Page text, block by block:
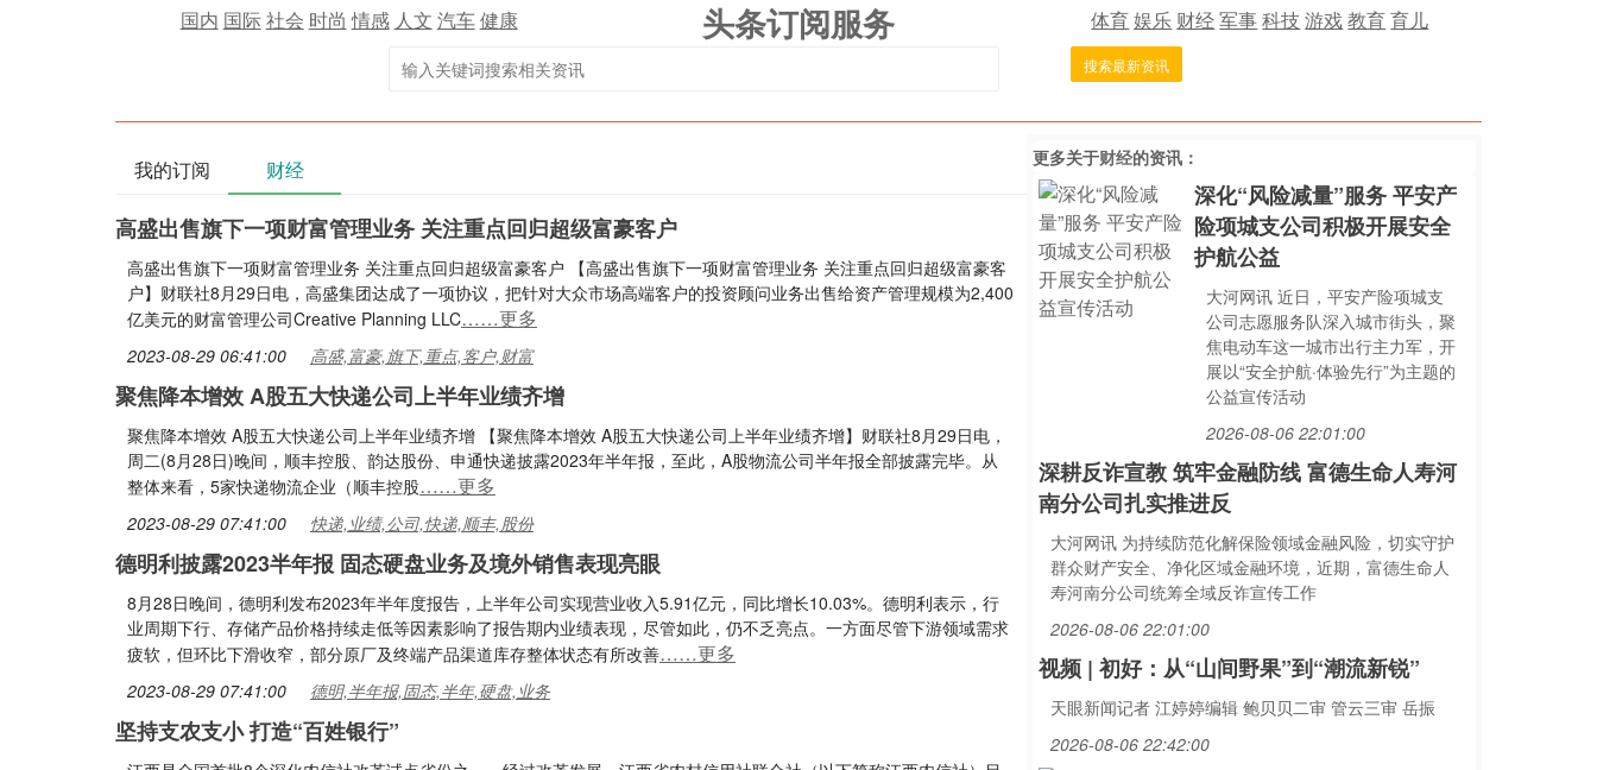
国内 国际社会 时尚 情感 人文 汽车健康 头条订阅服务 体育娱乐 财经军事科技游戏教育育儿
搜索最新资讯
我的订阅 财经
高盛出售旗下一项财富管理业务 关注重点回归超级富豪客户
高盛出售旗下一项财富管理业务 关注重点回归超级富豪客户 【高盛出售旗下一项财富管理业务 关注重点回归超级富豪客
户】财联社8月29日电，高盛集团达成了一项协议，把针对大众市场高端客户的投资顾问业务出售给资产管理规模为2,400
亿美元的财富管理公司Creative Planning LLC……更多
2023-08-29 06:41:00 高盛,富豪,旗下,重点,客户,财富
聚焦降本增效 A股五大快递公司上半年业绩齐增
聚焦降本增效 A股五大快递公司上半年业绩齐增 【聚焦降本增效 A股五大快递公司上半年业绩齐增】财联社8月29日电，
周二(8月28日)晚间，顺丰控股、韵达股份、申通快递披露2023年半年报，至此，A股物流公司半年报全部披露完毕。从
整体来看，5家快递物流企业（顺丰控股……更多
2023-08-29 07:41:00 快递,业绩,公司,快递,顺丰,股份
德明利披露2023半年报 固态硬盘业务及境外销售表现亮眼
8月28日晚间，德明利发布2023年半年度报告，上半年公司实现营业收入5.91亿元，同比增长10.03%。德明利表示，行
业周期下行、存储产品价格持续走低等因素影响了报告期内业绩表现，尽管如此，仍不乏亮点。一方面尽管下游领域需求
疲软，但环比下滑收窄，部分原厂及终端产品渠道库存整体状态有所改善……更多
2023-08-29 07:41:00 德明,半年报,固态,半年,硬盘,业务
坚持支农支小 打造“百姓银行”
更多关于财经的资讯：
深化“风险减量”服务 平安产
险项城支公司积极开展安全
护航公益
大河网讯 近日，平安产险项城支
公司志愿服务队深入城市街头，聚
焦电动车这一城市出行主力军，开
展以“安全护航·体验先行”为主题的
公益宣传活动
2026-08-06 22:01:00
深耕反诈宣教 筑牢金融防线 富德生命人寿河
南分公司扎实推进反
大河网讯 为持续防范化解保险领域金融风险，切实守护
群众财产安全、净化区域金融环境，近期，富德生命人
寿河南分公司统筹全域反诈宣传工作
2026-08-06 22:01:00
视频 | 初好：从“山间野果”到“潮流新锐”
天眼新闻记者 江婷婷编辑 鲍贝贝二审 管云三审 岳振
2026-08-06 22:42:00